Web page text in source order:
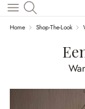
Naar de hoofdinhoud
Home Shop-The-Look